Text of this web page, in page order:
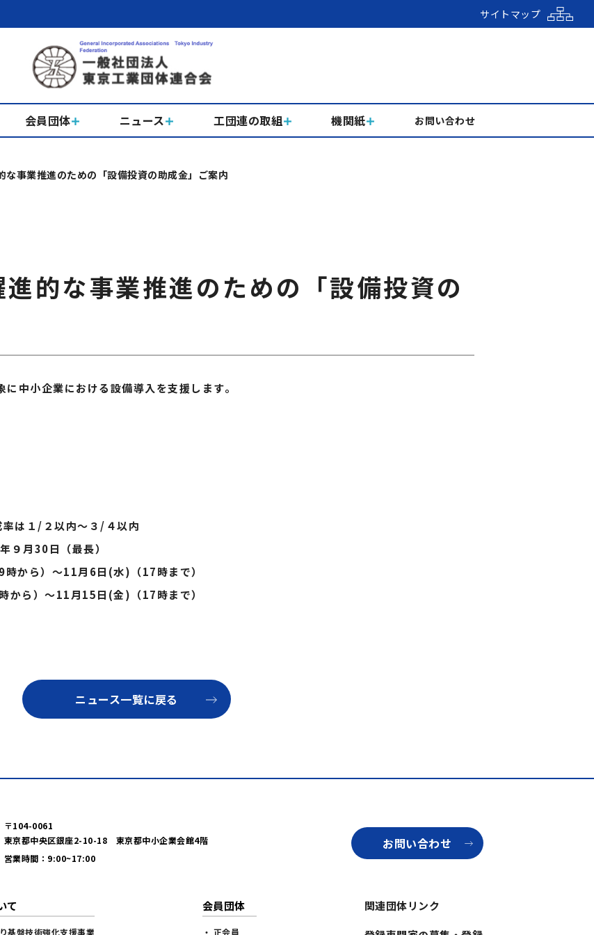
サイトマップ
会員団体 ニュース 工団連の取組 機関紙 お問い合わせ
な事業推進のための「設備投資の助成金」ご案内
的な事業推進のための「設備投資の
中小企業における設備導入を支援します。
は１/２以内～３/４以内
９月30日（最長）
から）～11月6日(水)（17時まで）
から）～11月15日(金)（17時まで）
ニュース一覧に戻る
〒104-0061
東京都中央区銀座2-10-18 東京都中小企業会館4階
営業時間：9:00~17:00
お問い合わせ
て
基盤技術強化支援事業
会員団体
・ 正会員
関連団体リンク